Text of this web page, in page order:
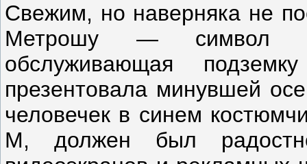
Свежим, но наверняка не
Метрошу — символ
обслуживающая
презентовала минувшей
человечек в синем
М, должен был